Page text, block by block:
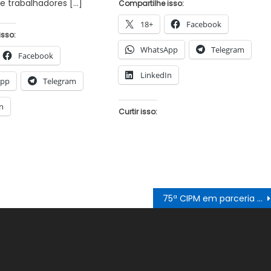
trabalhadores […]
Facebook
Telegram
Compartilhe isso:
18+ Facebook
WhatsApp Telegram
LinkedIn
Curtir isso:
75ª CIPM em parceria com a Guarda Municipal de Juazeiro dispersa feirantes em ‘feira do rolo’ próxima ao Mercado do Produtor